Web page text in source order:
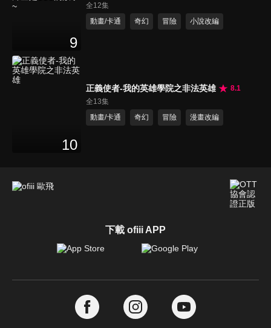
9
SSS的故事~
全12集
動畫/卡通
奇幻 冒險 小說改編
10
正義使者-我的英雄學院之非法英雄
8.1
全13集
動畫/卡通
奇幻 冒險 漫畫改編
下載 ofiii APP